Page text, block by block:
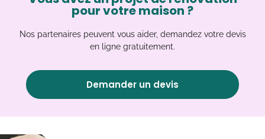
pour votre maison ?
Nos partenaires peuvent vous aider, demandez votre devis
en ligne gratuitement.
Demander un devis